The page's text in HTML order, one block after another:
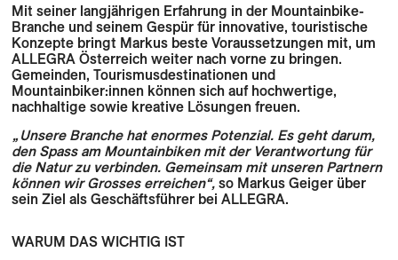
Mit seiner langjährigen Erfahrung in der Mountainbike-
Branche und seinem Gespür für innovative, touristische
Konzepte bringt Markus beste Voraussetzungen mit, um
ALLEGRA Österreich weiter nach vorne zu bringen.
Gemeinden, Tourismusdestinationen und
Mountainbiker:innen können sich auf hochwertige,
nachhaltige sowie kreative Lösungen freuen.
„Unsere Branche hat enormes Potenzial. Es geht darum,
den Spass am Mountainbiken mit der Verantwortung für
die Natur zu verbinden. Gemeinsam mit unseren Partnern
können wir Grosses erreichen“, so Markus Geiger über
sein Ziel als Geschäftsführer bei ALLEGRA.
WARUM DAS WICHTIG IST